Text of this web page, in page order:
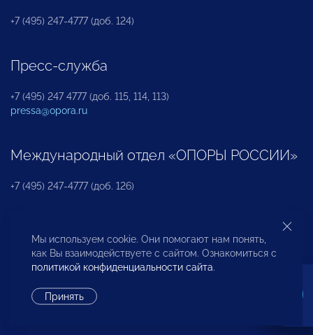
+7 (495) 247-4777 (доб. 124)
Пресс-служба
+7 (495) 247 4777 (доб. 115, 114, 113)
pressa@opora.ru
Международный отдел «ОПОРЫ РОССИИ»
+7 (495) 247-4777 (доб. 126)
Бюро по защите прав предпринимателей и
инвесторов
Мы используем cookie. Они помогают нам понять,
как Вы взаимодействуете с сайтом. Ознакомиться с
политикой конфиденциальности сайта.
Принять